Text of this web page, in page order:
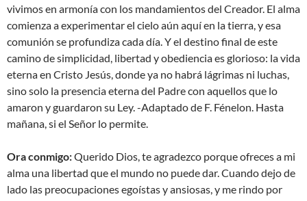
vivimos en armonía con los mandamientos del Creador. El alma
comienza a experimentar el cielo aún aquí en la tierra, y esa
comunión se profundiza cada día. Y el destino final de este
camino de simplicidad, libertad y obediencia es glorioso: la vida
eterna en Cristo Jesús, donde ya no habrá lágrimas ni luchas,
sino solo la presencia eterna del Padre con aquellos que lo
amaron y guardaron su Ley. -Adaptado de F. Fénelon. Hasta
mañana, si el Señor lo permite.
Ora conmigo:Querido Dios, te agradezco porque ofreces a mi
alma una libertad que el mundo no puede dar. Cuando dejo de
lado las preocupaciones egoístas y ansiosas, y me rindo por